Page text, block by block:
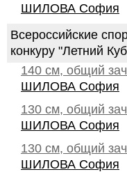
ШИЛОВА София
Всероссийские
конкуру "Летний
140 см, общий
ШИЛОВА София
130 см, общий
ШИЛОВА София
130 см, общий
ШИЛОВА София